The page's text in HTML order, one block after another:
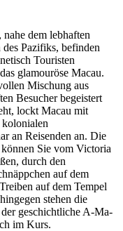
dem lebhaften
Pazifiks, befinden
Touristen
glamouröse Macau.
Mischung aus
Besucher begeistert
lockt Macau mit
an Reisenden an. Die
Sie vom Victoria
durch den
auf dem
auf dem Tempel
stehen die
geschichtliche A-Ma-
im Kurs.